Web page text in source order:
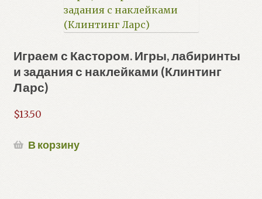
Играем с Кастором. Игры, лабиринты
и задания с наклейками (Клинтинг
Ларс)
$13.50
В корзину